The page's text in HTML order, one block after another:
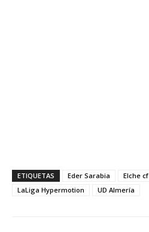
ETIQUETAS Eder Sarabia Elche cf
LaLiga Hypermotion
UD Almería